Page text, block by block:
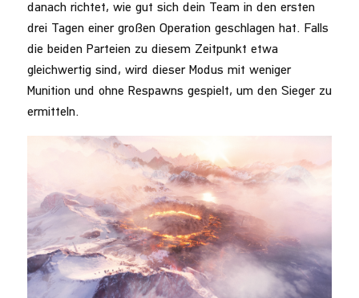
danach richtet, wie gut sich dein Team in den ersten
drei Tagen einer großen Operation geschlagen hat. Falls
die beiden Parteien zu diesem Zeitpunkt etwa
gleichwertig sind, wird dieser Modus mit weniger
Munition und ohne Respawns gespielt, um den Sieger zu
ermitteln.